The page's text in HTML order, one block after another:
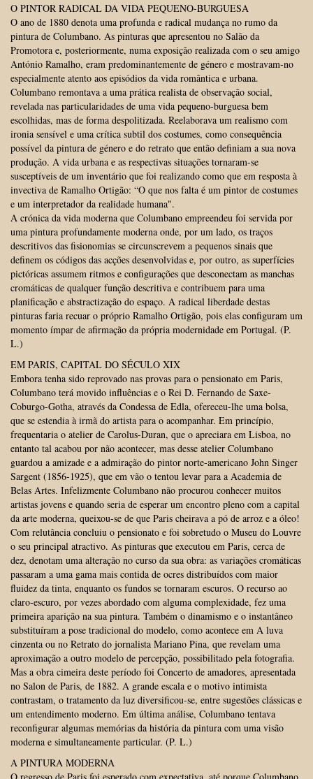
O PINTOR RADICAL DA VIDA PEQUENO-BURGUESA
O ano de 1880 denota uma profunda e radical mudança no rumo da
pintura de Columbano. As pinturas que apresentou no Salão da
Promotora e, posteriormente, numa exposição realizada com o seu amigo
António Ramalho, eram predominantemente de género e mostravam-no
especialmente atento aos episódios da vida romântica e urbana.
Columbano remontava a uma prática realista de observação social,
revelada nas particularidades de uma vida pequeno-burguesa bem
escolhidas, mas de forma despolitizada. Reelaborava um realismo com
ironia sensível e uma crítica subtil dos costumes, como consequência
possível da pintura de género e do retrato que então definiam a sua nova
produção. A vida urbana e as respectivas situações tornaram-se
susceptíveis de um inventário que foi realizando como que em resposta à
invectiva de Ramalho Ortigão: “O que nos falta é um pintor de costumes
e um interpretador da realidade humana".
A crónica da vida moderna que Columbano empreendeu foi servida por
uma pintura profundamente moderna onde, por um lado, os traços
descritivos das fisionomias se circunscrevem a pequenos sinais que
definem os códigos das acções desenvolvidas e, por outro, as superfícies
pictóricas assumem ritmos e configurações que desconectam as manchas
cromáticas de qualquer função descritiva e contribuem para uma
planificação e abstractização do espaço. A radical liberdade destas
pinturas faria recuar o próprio Ramalho Ortigão, pois elas configuram um
momento ímpar de afirmação da própria modernidade em Portugal. (P.
L.)
EM PARIS, CAPITAL DO SÉCULO XIX
Embora tenha sido reprovado nas provas para o pensionato em Paris,
Columbano terá movido influências e o Rei D. Fernando de Saxe-
Coburgo-Gotha, através da Condessa de Edla, ofereceu-lhe uma bolsa,
que se estendia à irmã do artista para o acompanhar. Em princípio,
frequentaria o atelier de Carolus-Duran, que o apreciara em Lisboa, no
entanto tal acabou por não acontecer, mas desse atelier Columbano
guardou a amizade e a admiração do pintor norte-americano John Singer
Sargent (1856-1925), que em vão o tentou levar para a Academia de
Belas Artes. Infelizmente Columbano não procurou conhecer muitos
artistas jovens e quando seria de esperar um encontro pleno com a capital
da arte moderna, queixou-se de que Paris cheirava a pó de arroz e a óleo!
Com relutância concluiu o pensionato e foi sobretudo o Museu do Louvre
o seu principal atractivo. As pinturas que executou em Paris, cerca de
dez, denotam uma alteração no curso da sua obra: as variações cromáticas
passaram a uma gama mais contida de ocres distribuídos com maior
fluidez da tinta, enquanto os fundos se tornaram escuros. O recurso ao
claro-escuro, por vezes abordado com alguma complexidade, fez uma
primeira aparição na sua pintura. Também o dinamismo e o instantâneo
substituíram a pose tradicional do modelo, como acontece em A luva
cinzenta ou no Retrato do jornalista Mariano Pina, que revelam uma
aproximação a outro modelo de percepção, possibilitado pela fotografia.
Mas a obra cimeira deste período foi Concerto de amadores, apresentada
no Salon de Paris, de 1882. A grande escala e o motivo intimista
contrastam, o tratamento da luz diversificou-se, entre sugestões clássicas e
um entendimento moderno. Em última análise, Columbano tentava
reconfigurar algumas memórias da história da pintura com uma visão
moderna e simultaneamente particular. (P. L.)
A PINTURA MODERNA
O regresso de Paris foi esperado com expectativa, até porque Columbano